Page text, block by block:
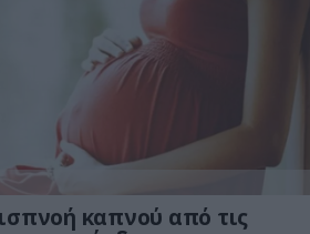
καπνού από τις